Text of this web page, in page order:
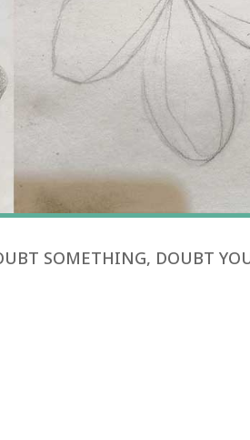
SOMETHING, DOUBT